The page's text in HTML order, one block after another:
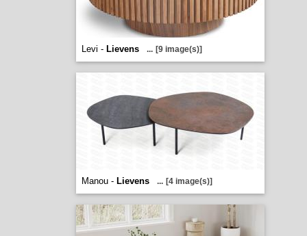
Levi - Lievens ... [9 image(s)]
Manou - Lievens ... [4 image(s)]